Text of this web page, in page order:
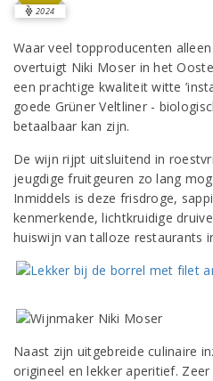
2024
Waar veel topproducenten
overtuigt Niki Moser in het
een prachtige kwaliteit witte
goede Grüner Veltliner -
betaalbaar kan zijn.
De wijn rijpt uitsluitend in
jeugdige fruitgeuren zo lang
Inmiddels is deze frisdroge,
kenmerkende, lichtkruidige
huiswijn van talloze restaurants
Naast zijn uitgebreide culinaire
origineel en lekker aperitief.